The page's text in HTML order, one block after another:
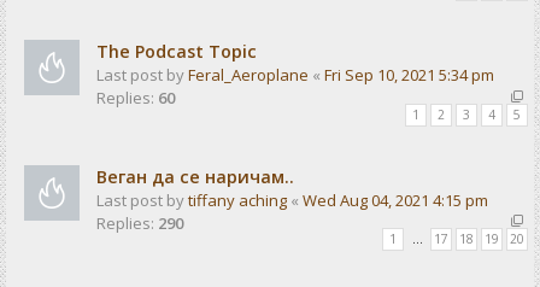
The Podcast Topic
Last post byFeral_Aeroplane « Fri Sep 10, 2021 5:34 pm
Replies: 60
1 2 3 4 5
Веган да се наричам..
Last post bytiffany aching « Wed Aug 04, 2021 4:15 pm
Replies: 290
1 … 17 18 19 20